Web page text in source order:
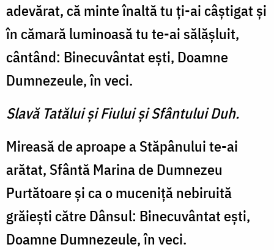
adevărat, că minte înaltă tu ţi-ai câştigat şi
în cămară luminoasă tu te-ai sălăşluit,
cântând: Binecuvântat eşti, Doamne
Dumnezeule, în veci.
Slavă Tatălui şi Fiului şi Sfântului Duh.
Mireasă de aproape a Stăpânului te-ai
arătat, Sfântă Marina de Dumnezeu
Purtătoare şi ca o muceniţă nebiruită
grăieşti către Dânsul: Binecuvântat eşti,
Doamne Dumnezeule, în veci.